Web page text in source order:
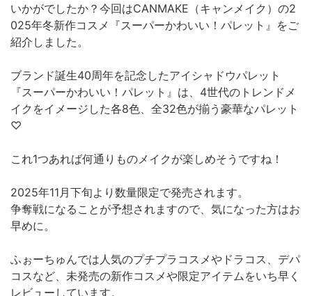
いかがでしたか？今回はCANMAKE（キャンメイク）の2
025年冬新作コスメ『スーパーかわいい！パレット』をご
紹介しました。
ブランド誕生40周年を記念したアイシャドウパレット
『スーパーかわいい！パレット』は、4世代のトレンドメ
イクをイメージした各8色、全32色が揃う豪華なパレット
♡
これ1つあれば何通りものメイクが楽しめそうですね！
2025年11月下旬より数量限定で発売されます。
争奪戦になることが予想されますので、気になった方はお
早めに。
ふぉーちゅんでは人気のプチプラコスメやドラコス、デパ
コスなど、未発売の新作コスメや限定アイテムをいち早く
レビューしています。